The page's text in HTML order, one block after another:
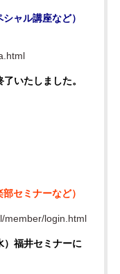
ャル講座など）
いたしました。
セミナーなど）
member/login.html
福井セミナーに